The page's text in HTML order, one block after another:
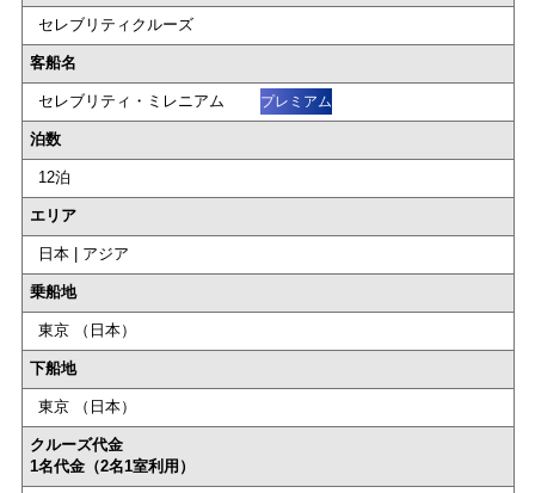
セレブリティクルーズ
客船名
セレブリティ・ミレニアム プレミアム
泊数
12泊
エリア
日本 | アジア
乗船地
東京 （日本）
下船地
東京 （日本）
クルーズ代金
1名代金（2名1室利用）